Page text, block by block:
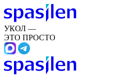
УКОЛ —
ЭТО ПРОСТО